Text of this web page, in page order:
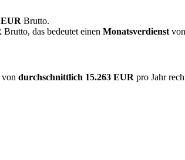
EUR Brutto.
Brutto, das bedeutet einen Monatsverdienst von
von durchschnittlich 15.263 EUR pro Jahr